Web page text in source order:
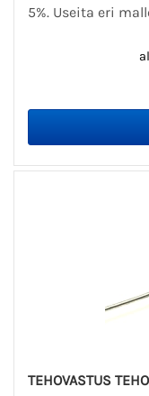
5%. Useita eri
TEHOVASTUS